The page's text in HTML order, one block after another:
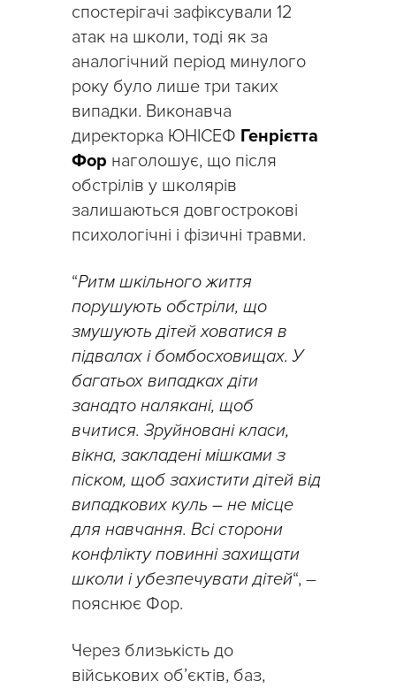
спостерігачі зафіксували 12
атак на школи, тоді як за
аналогічний період минулого
року було лише три таких
випадки. Виконавча
директорка ЮНІСЕФ Генрієтта
Фор наголошує, що після
обстрілів у школярів
залишаються довгострокові
психологічні і фізичні травми.
“Ритм шкільного життя
порушують обстріли, що
змушують дітей ховатися в
підвалах і бомбосховищах. У
багатьох випадках діти
занадто налякані, щоб
вчитися. Зруйновані класи,
вікна, закладені мішками з
піском, щоб захистити дітей від
випадкових куль – не місце
для навчання. Всі сторони
конфлікту повинні захищати
школи і убезпечувати дітей“, –
пояснює Фор.
Через близькість до
військових об’єктів, баз,